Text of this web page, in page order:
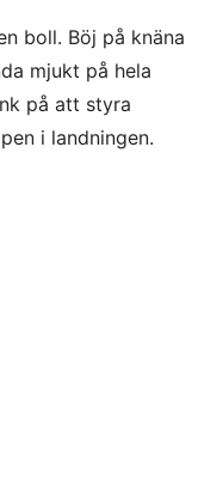
boll. Böj på knäna
mjukt på hela
på att styra
i landningen.